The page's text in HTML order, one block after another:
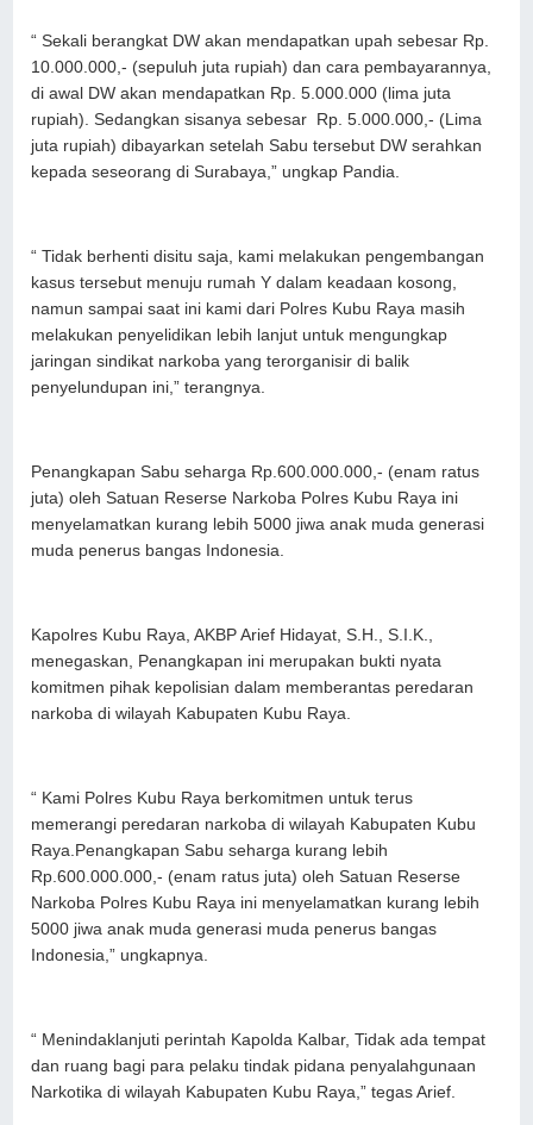
“ Sekali berangkat DW akan mendapatkan upah sebesar Rp.
10.000.000,- (sepuluh juta rupiah) dan cara pembayarannya,
di awal DW akan mendapatkan Rp. 5.000.000 (lima juta
rupiah). Sedangkan sisanya sebesar Rp. 5.000.000,- (Lima
juta rupiah) dibayarkan setelah Sabu tersebut DW serahkan
kepada seseorang di Surabaya,” ungkap Pandia.
“ Tidak berhenti disitu saja, kami melakukan pengembangan
kasus tersebut menuju rumah Y dalam keadaan kosong,
namun sampai saat ini kami dari Polres Kubu Raya masih
melakukan penyelidikan lebih lanjut untuk mengungkap
jaringan sindikat narkoba yang terorganisir di balik
penyelundupan ini,” terangnya.
Penangkapan Sabu seharga Rp.600.000.000,- (enam ratus
juta) oleh Satuan Reserse Narkoba Polres Kubu Raya ini
menyelamatkan kurang lebih 5000 jiwa anak muda generasi
muda penerus bangas Indonesia.
Kapolres Kubu Raya, AKBP Arief Hidayat, S.H., S.I.K.,
menegaskan, Penangkapan ini merupakan bukti nyata
komitmen pihak kepolisian dalam memberantas peredaran
narkoba di wilayah Kabupaten Kubu Raya.
“ Kami Polres Kubu Raya berkomitmen untuk terus
memerangi peredaran narkoba di wilayah Kabupaten Kubu
Raya.Penangkapan Sabu seharga kurang lebih
Rp.600.000.000,- (enam ratus juta) oleh Satuan Reserse
Narkoba Polres Kubu Raya ini menyelamatkan kurang lebih
5000 jiwa anak muda generasi muda penerus bangas
Indonesia,” ungkapnya.
“ Menindaklanjuti perintah Kapolda Kalbar, Tidak ada tempat
dan ruang bagi para pelaku tindak pidana penyalahgunaan
Narkotika di wilayah Kabupaten Kubu Raya,” tegas Arief.